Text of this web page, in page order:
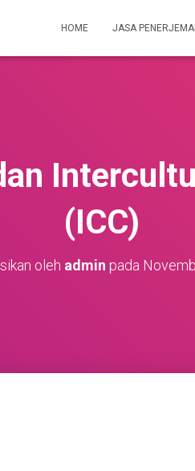
HOME JASA
(ICC)
oleh admin pada